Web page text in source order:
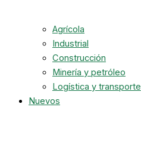
Agrícola
Industrial
Construcción
Minería y petróleo
Logística y transporte
Nuevos